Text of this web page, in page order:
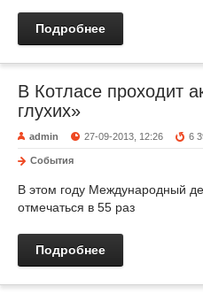
Подробнее
В Котласе проходит
глухих»
admin 27-09-2013, 12:26 6
События
В этом году Международный
отмечаться в 55 раз
Подробнее